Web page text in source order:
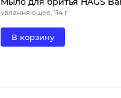
увлажняющее, 114 г
В корзину